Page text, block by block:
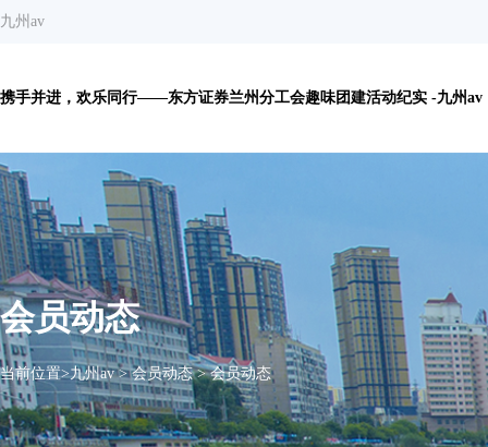
九州av
携手并进，欢乐同行——东方证券兰州分工会趣味团建活动纪实 -九州av
会员动态
当前位置>九州av>会员动态>会员动态